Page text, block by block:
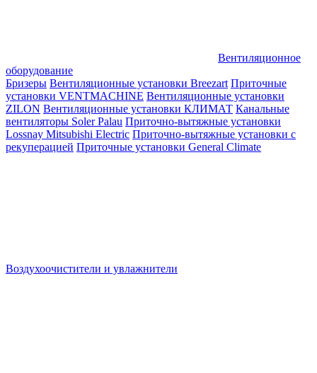
Вентиляционное
оборудование
Бризеры Вентиляционные установки Breezart Приточные
установки VENTMACHINE Вентиляционные установки
ZILON Вентиляционные установки КЛИМАТ Канальные
вентиляторы Soler Palau Приточно-вытяжные установки
Lossnay Mitsubishi Electric Приточно-вытяжные установки с
рекуперацией Приточные установки General Climate
Воздухоочистители и увлажнители